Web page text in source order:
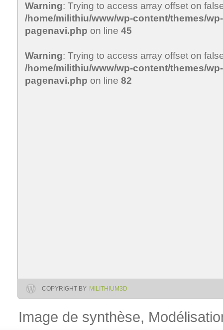
Warning: Trying to access array offset on
/home/milithiu/www/wp-content/themes/
pagenavi.php on line 45
Warning: Trying to access array offset on
/home/milithiu/www/wp-content/themes/
pagenavi.php on line 82
COPYRIGHT BY MILITHIUM3D
Image de synthèse,